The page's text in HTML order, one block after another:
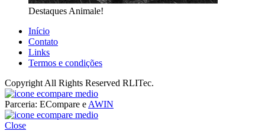
Destaques Animale!
Início
Contato
Links
Termos e condições
Copyright All Rights Reserved RLITec.
ECompare e EConomize nas Lojas dos principais Marketplaces
brasileiros
Parceria: ECompare e AWIN
Close